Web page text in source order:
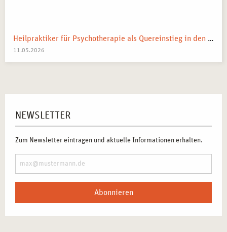
Heilpraktiker für Psychotherapie als Quereinstieg in den Heilberuf
11.05.2026
NEWSLETTER
Zum Newsletter eintragen und aktuelle Informationen erhalten.
Abonnieren